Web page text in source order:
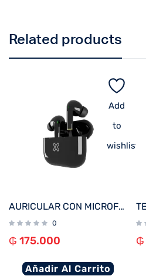
Related products
Add
to
wishlist
AURICULAR CON MICROFONO KLIP KTE-050BK TUNEFIBUDS TOUCH/TWS/BT/WIRELESS NEGRO
0
₲ 175.000
Añadir Al Carrito
₲